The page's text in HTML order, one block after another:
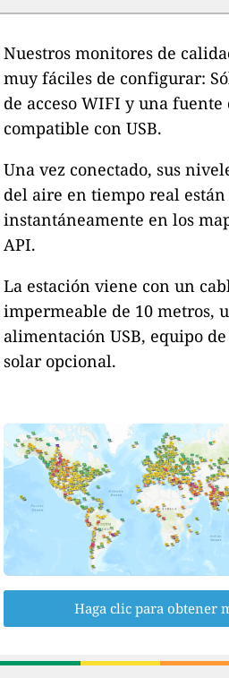
Nuestros monitores de
muy fáciles de configurar:
de acceso WIFI y una
compatible con USB.
Una vez conectado, sus
del aire en tiempo real
instantáneamente en los
API.
La estación viene con un
impermeable de 10 metros,
alimentación USB, equipo
solar opcional.
Haga clic para obtener